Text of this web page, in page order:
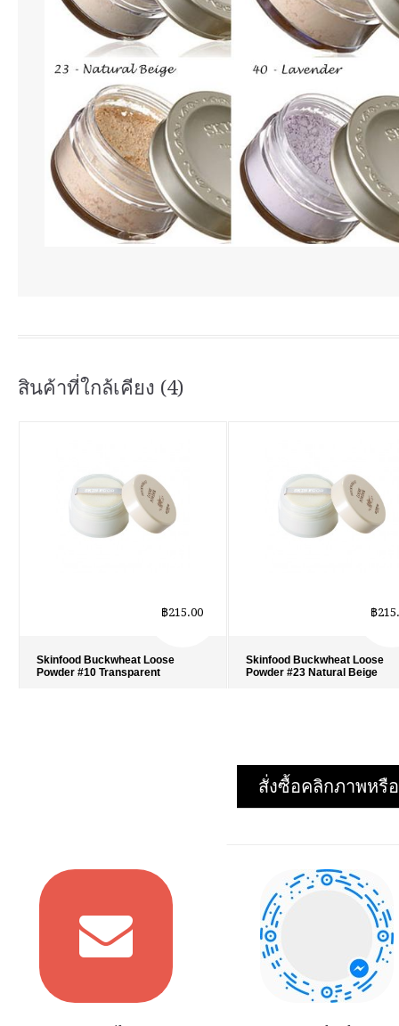
สินค้าที่ใกล้เคียง (4)
Skinfood Buckwheat Loose
Powder #10 Transparent
฿215.00
Skinfood Buckwheat Loose
Powder #23 Natural Beige
฿
สั่งซื้อคลิกภาพหรื